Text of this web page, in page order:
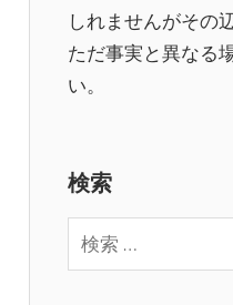
しれませんがその
ただ事実と異なる
い。
検索